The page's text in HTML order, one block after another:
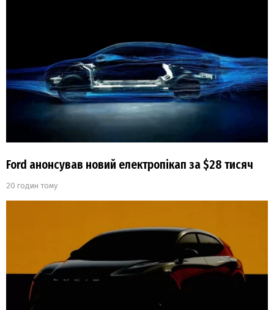
Ford анонсував новий електропікап за $28 тисяч
20 годин тому